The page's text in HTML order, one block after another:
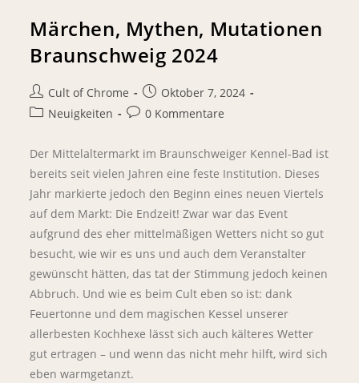
Märchen, Mythen, Mutationen
Braunschweig 2024
Cult of Chrome
Oktober 7, 2024
Neuigkeiten
0 Kommentare
Der Mittelaltermarkt im Braunschweiger Kennel-Bad ist
bereits seit vielen Jahren eine feste Institution. Dieses
Jahr markierte jedoch den Beginn eines neuen Viertels
auf dem Markt: Die Endzeit! Zwar war das Event
aufgrund des eher mittelmäßigen Wetters nicht so gut
besucht, wie wir es uns und auch dem Veranstalter
gewünscht hätten, das tat der Stimmung jedoch keinen
Abbruch. Und wie es beim Cult eben so ist: dank
Feuertonne und dem magischen Kessel unserer
allerbesten Kochhexe lässt sich auch kälteres Wetter
gut ertragen – und wenn das nicht mehr hilft, wird sich
eben warmgetanzt.